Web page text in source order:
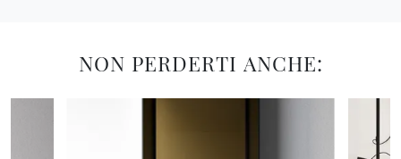
NON PERDERTI ANCHE: